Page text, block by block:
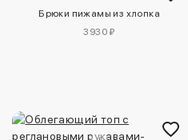
Брюки пижамы из хлопка
3930 ₽